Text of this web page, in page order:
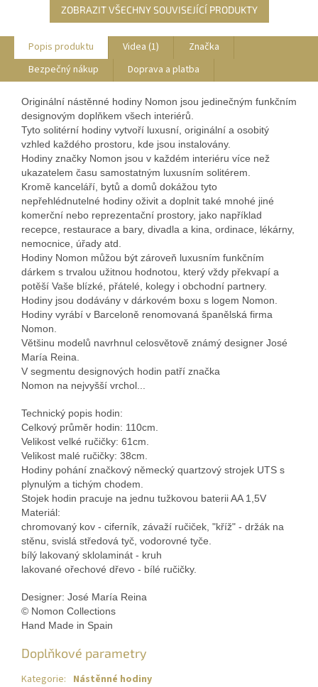
ZOBRAZIT VŠECHNY SOUVISEJÍCÍ PRODUKTY
Popis produktu Videa (1)
Značka
Bezpečný nákup
Doprava a platba
Originální nástěnné hodiny Nomon jsou jedinečným funkčním
designovým doplňkem všech interiérů.
Tyto solitérní hodiny vytvoří luxusní, originální a osobitý
vzhled každého prostoru, kde jsou instalovány.
Hodiny značky Nomon jsou v každém interiéru více než
ukazatelem času samostatným luxusním solitérem.
Kromě kanceláří, bytů a domů dokážou tyto
nepřehlédnutelné hodiny oživit a doplnit také mnohé jiné
komerční nebo reprezentační prostory, jako například
recepce, restaurace a bary, divadla a kina, ordinace, lékárny,
nemocnice, úřady atd.
Hodiny Nomon můžou být zároveň luxusním funkčním
dárkem s trvalou užitnou hodnotou, který vždy překvapí a
potěší Vaše blízké, přátelé, kolegy i obchodní partnery.
Hodiny jsou dodávány v dárkovém boxu s logem Nomon.
Hodiny vyrábí v Barceloně renomovaná španělská firma
Nomon.
Většinu modelů navrhnul celosvětově známý designer José
María Reina.
V segmentu designových hodin patří značka
Nomon na nejvyšší vrchol...
Technický popis hodin:
Celkový průměr hodin: 110cm.
Velikost velké ručičky: 61cm.
Velikost malé ručičky: 38cm.
Hodiny pohání značkový německý quartzový strojek UTS s
plynulým a tichým chodem.
Stojek hodin pracuje na jednu tužkovou baterii AA 1,5V
Materiál:
chromovaný kov - ciferník, závaží ručiček, "kříž" - držák na
stěnu, svislá středová tyč, vodorovné tyče.
bílý lakovaný sklolaminát - kruh
lakované ořechové dřevo - bílé ručičky.
Designer: José María Reina
© Nomon Collections
Hand Made in Spain
Doplňkové parametry
Kategorie: Nástěnné hodiny